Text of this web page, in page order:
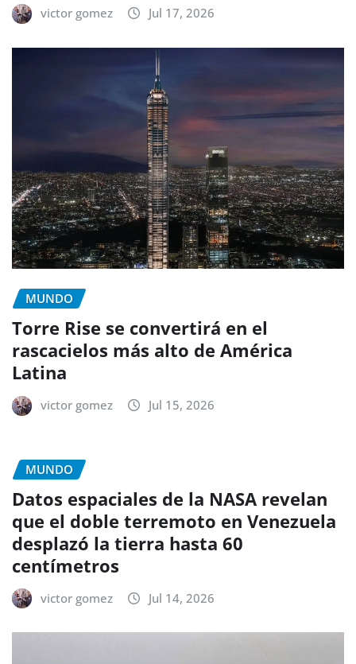
victor gomez Jul 17, 2026
MUNDO
Torre Rise se convertirá en el
rascacielos más alto de América
Latina
victor gomez Jul 15, 2026
MUNDO
Datos espaciales de la NASA revelan
que el doble terremoto en Venezuela
desplazó la tierra hasta 60
centímetros
victor gomez Jul 14, 2026